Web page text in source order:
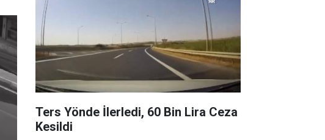
Ters Yönde İlerledi, 60 Bin Lira Ceza
Kesildi